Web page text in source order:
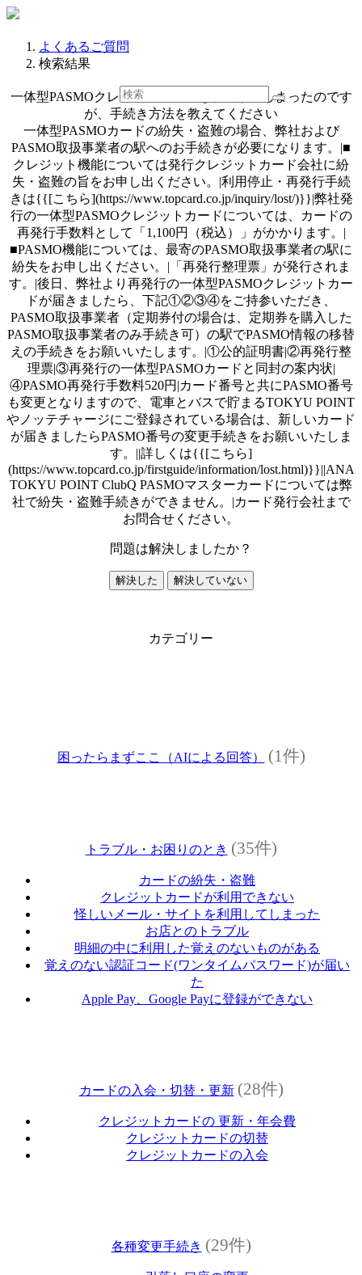
よくあるご質問
検索結果
一体型PASMOクレジットカードを紛失してしまったのです
が、手続き方法を教えてください
一体型PASMOカードの紛失・盗難の場合、弊社および
PASMO取扱事業者の駅へのお手続きが必要になります。|■
クレジット機能については発行クレジットカード会社に紛
失・盗難の旨をお申し出ください。|利用停止・再発行手続
きは{{[こちら](https://www.topcard.co.jp/inquiry/lost/)}}|弊社発
行の一体型PASMOクレジットカードについては、カードの
再発行手数料として「1,100円（税込）」がかかります。|
■PASMO機能については、最寄のPASMO取扱事業者の駅に
紛失をお申し出ください。|「再発行整理票」が発行されま
す。|後日、弊社より再発行の一体型PASMOクレジットカー
ドが届きましたら、下記①②③④をご持参いただき、
PASMO取扱事業者（定期券付の場合は、定期券を購入した
PASMO取扱事業者のみ手続き可）の駅でPASMO情報の移替
えの手続きをお願いいたします。|①公的証明書|②再発行整
理票|③再発行の一体型PASMOカードと同封の案内状|
④PASMO再発行手数料520円|カード番号と共にPASMO番号
も変更となりますので、電車とバスで貯まるTOKYU POINT
やノッテチャージにご登録されている場合は、新しいカード
が届きましたらPASMO番号の変更手続きをお願いいたしま
す。||詳しくは{{[こちら]
(https://www.topcard.co.jp/firstguide/information/lost.html)}}||ANA
TOKYU POINT ClubQ PASMOマスターカードについては弊
社で紛失・盗難手続きができません。|カード発行会社まで
お問合せください。
問題は解決しましたか？
解決した 解決していない
カテゴリー
困ったらまずここ（AIによる回答） (1件)
トラブル・お困りのとき (35件)
カードの紛失・盗難
クレジットカードが利用できない
怪しいメール・サイトを利用してしまった
お店とのトラブル
明細の中に利用した覚えのないものがある
覚えのない認証コード(ワンタイムパスワード)が届い
た
Apple Pay、Google Payに登録ができない
カードの入会・切替・更新 (28件)
クレジットカードの 更新・年会費
クレジットカードの切替
クレジットカードの入会
各種変更手続き (29件)